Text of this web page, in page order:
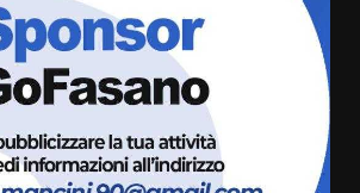
Luca Fanigliulo è il nuovo
Presidente del Rotaract Club
Fasano
2 Agosto 2026 12:17
Il Premio Internazionale Fajano